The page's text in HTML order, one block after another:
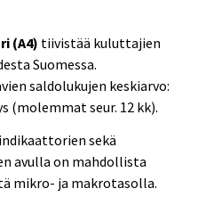
(A4) tiivistää kuluttajien
Suomessa.
saldolukujen keskiarvo:
(molemmat seur. 12 kk).
sekä
avulla on mahdollista
mikro- ja makrotasolla.